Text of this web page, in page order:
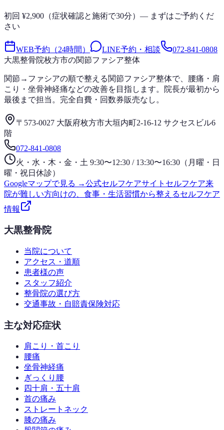
初回 ¥2,900（症状確認と施術で30分）— まずはご予約くだ
さい
WEB予約（24時間） LINE予約・相談
072-841-0808
大黒整骨院枚方市の関節ファシア整体
関節→ファシアの順で整える関節ファシア整体で、腰痛・肩
こり・坐骨神経痛などの改善を目指します。院長が最初から
最後まで担当。完全自費・回数券販売なし。
〒573-0027 大阪府枚方市大垣内町2-16-12 サクセスビル6
階
072-841-0808
火・水・木・金・土 9:30〜12:30 / 13:30〜16:30（月曜・日
曜・祝日休診）
Googleマップで見る →公式セルフケアサイト セルフケア来
院が難しい方向けの、食事・生活習慣から整えるセルフケア
情報
大黒整骨院
当院について
アクセス・道順
患者様の声
スタッフ紹介
整骨院の選び方
交通事故・自賠責保険対応
主な対応症状
肩こり・首こり
腰痛
坐骨神経痛
ぎっくり腰
四十肩・五十肩
首の痛み
ストレートネック
膝の痛み